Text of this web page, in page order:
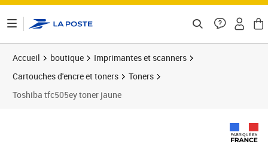
Accueil boutique
Imprimantes et scanners
Cartouches d'encre et toners
Toners
Toshiba tfc505ey toner jaune